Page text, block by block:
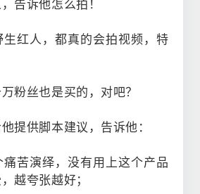
告诉他怎么拍！
红人，都真的会拍视频，特
粉丝也是买的，对吧？
提供脚本建议，告诉他：
苦演绎，没有用上这个产品
越夸张越好；